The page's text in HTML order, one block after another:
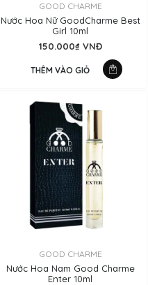
GOOD CHARME
Nước Hoa Nữ GoodCharme Best
Girl 10ml
150.000₫ VNĐ
THÊM VÀO GIỎ
GOOD CHARME
Nước Hoa Nam Good Charme
Enter 10ml